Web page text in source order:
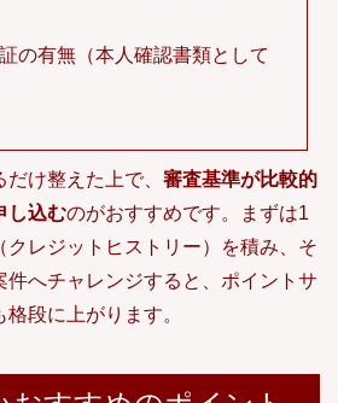
の有無（本人確認書類として
け整えた上で、 審査基準が比較的
し込むのがおすすめです。まずは1
クレジットヒストリー）を積み、そ
件へチャレンジすると、ポイントサ
段に上がります。